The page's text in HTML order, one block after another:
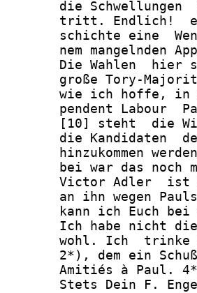
die Schwellungen
tritt. Endlich!
schichte eine
nem mangelnden
Die Wahlen  hier
große Tory-
wie ich hoffe, in
pendent Labour
[10] steht  die
die Kandidaten
hinzukommen
bei war das noch
Victor Adler  ist
an ihn wegen
kann ich Euch bei
Ich habe nicht
wohl. Ich  trinke
2*), dem ein
Amitiés à Paul.
Stets Dein F.